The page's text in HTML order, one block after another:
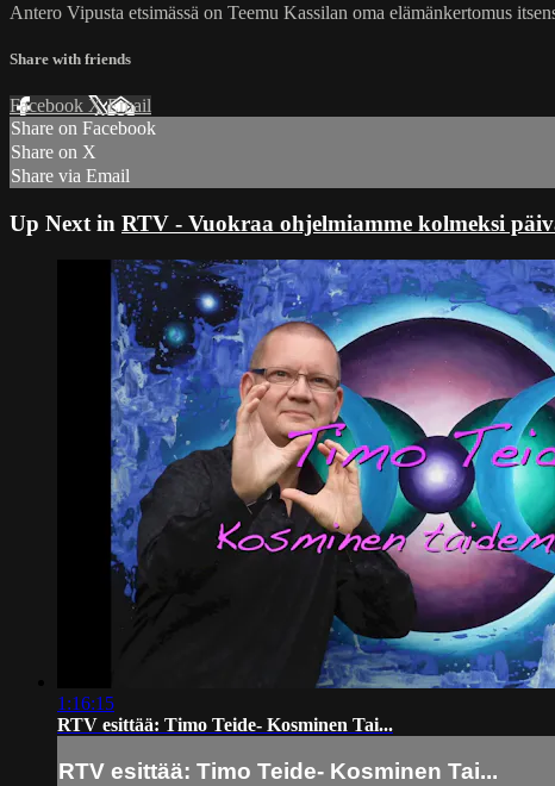
Antero Vipusta etsimässä on Teemu Kassilan oma elämänkertomus
Share with friends
Facebook XEmail
Share on Facebook
Share on X
Share via Email
Up Next in RTV - Vuokraa ohjelmiamme kolmeksi
1:16:15
RTV esittää: Timo Teide- Kosminen Tai...
RTV esittää: Timo Teide- Kosminen Tai...